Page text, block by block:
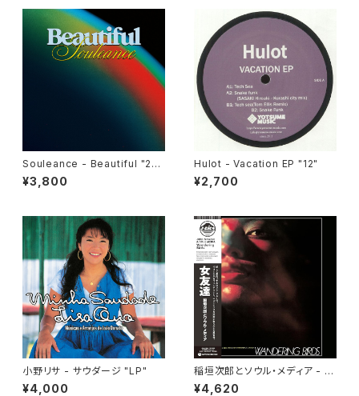
Souleance - Beautiful "2L
P"
¥3,800
Hulot - Vacation EP "12"
¥2,700
小野リサ - サウダージ "LP"
¥4,000
稲垣次郎とソウル・メディア - W
andering Birds 女友達 "LP"
¥4,620